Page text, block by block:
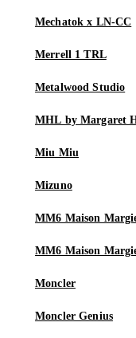
Mechatok x LN-CC
Merrell 1 TRL
Metalwood Studio
MHL by Margaret
Miu Miu
Mizuno
MM6 Maison
MM6 Maison
Moncler
Moncler Genius